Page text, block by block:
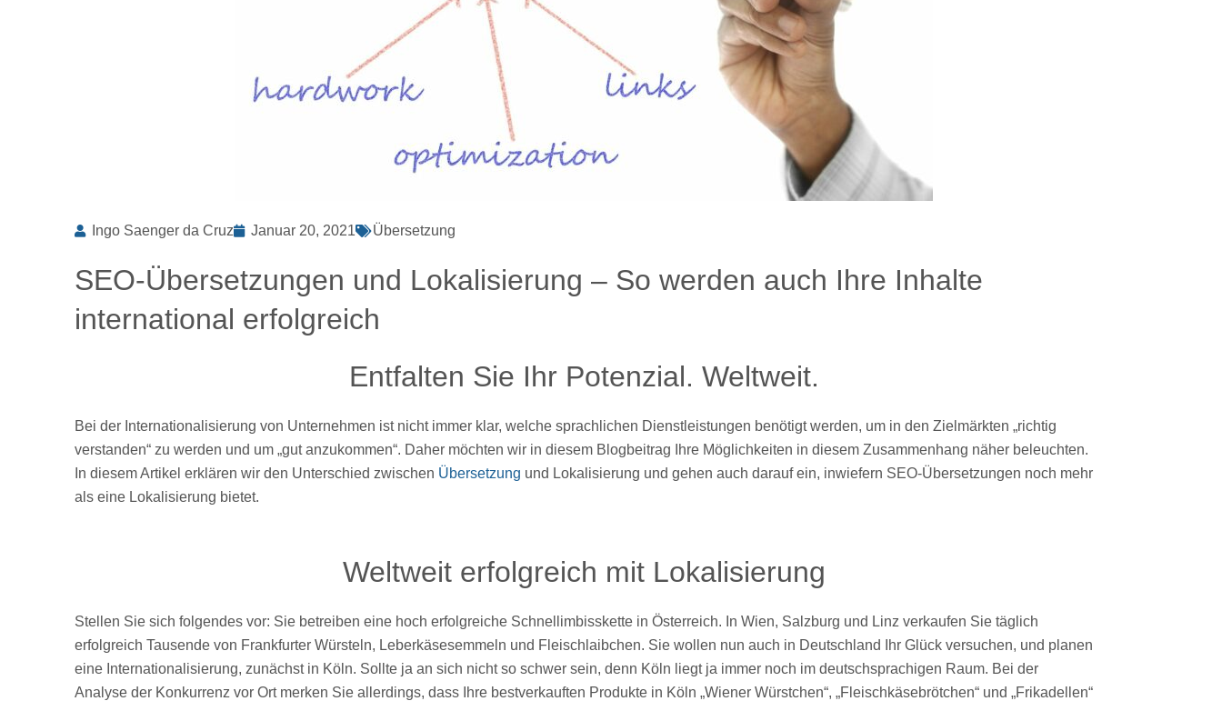
Ingo Saenger da Cruz Januar 20, 2021 Übersetzung
SEO-Übersetzungen und Lokalisierung – So werden auch Ihre Inhalte
international erfolgreich
Entfalten Sie Ihr Potenzial. Weltweit.
Bei der Internationalisierung von Unternehmen ist nicht immer klar, welche sprachlichen Dienstleistungen benötigt werden, um in den Zielmärkten „richtig
verstanden“ zu werden und um „gut anzukommen“. Daher möchten wir in diesem Blogbeitrag Ihre Möglichkeiten in diesem Zusammenhang näher beleuchten.
In diesem Artikel erklären wir den Unterschied zwischen Übersetzung und Lokalisierung und gehen auch darauf ein, inwiefern SEO-Übersetzungen noch mehr
als eine Lokalisierung bietet.
Weltweit erfolgreich mit Lokalisierung
Stellen Sie sich folgendes vor: Sie betreiben eine hoch erfolgreiche Schnellimbisskette in Österreich. In Wien, Salzburg und Linz verkaufen Sie täglich
erfolgreich Tausende von Frankfurter Würsteln, Leberkäsesemmeln und Fleischlaibchen. Sie wollen nun auch in Deutschland Ihr Glück versuchen, und planen
eine Internationalisierung, zunächst in Köln. Sollte ja an sich nicht so schwer sein, denn Köln liegt ja immer noch im deutschsprachigen Raum. Bei der
Analyse der Konkurrenz vor Ort merken Sie allerdings, dass Ihre bestverkauften Produkte in Köln „Wiener Würstchen“, „Fleischkäsebrötchen“ und „Frikadellen“